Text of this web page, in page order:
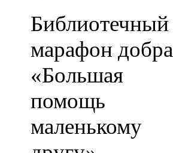
Библиотечный
марафон добра
«Большая
помощь
маленькому